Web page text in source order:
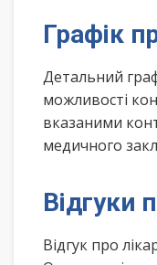
Графік
Детальний
можливості
вказаними
медичного
Відгуки
Відгук про